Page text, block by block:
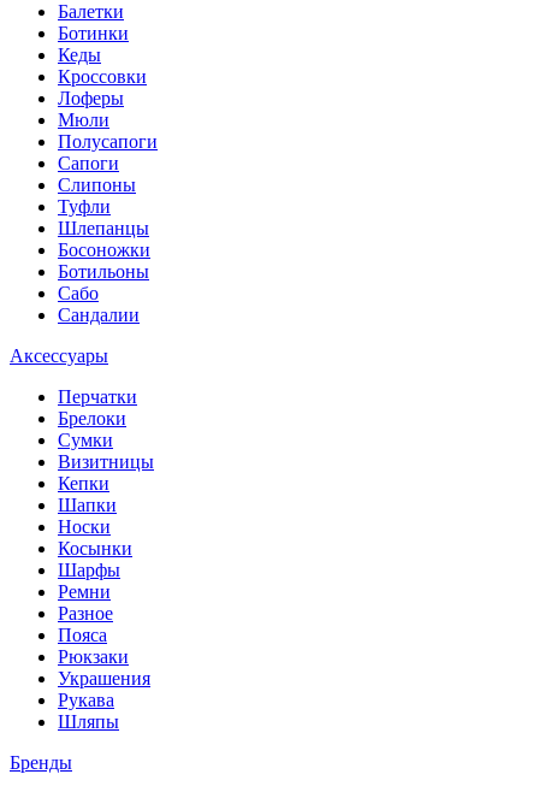
Балетки
Ботинки
Кеды
Кроссовки
Лоферы
Мюли
Полусапоги
Сапоги
Слипоны
Туфли
Шлепанцы
Босоножки
Ботильоны
Сабо
Сандалии
Аксессуары
Перчатки
Брелоки
Сумки
Визитницы
Кепки
Шапки
Носки
Косынки
Шарфы
Ремни
Разное
Пояса
Рюкзаки
Украшения
Рукава
Шляпы
Бренды